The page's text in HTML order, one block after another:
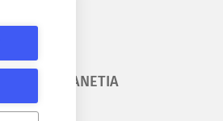
SEURAA EPANETIA
Epanetin Twitter